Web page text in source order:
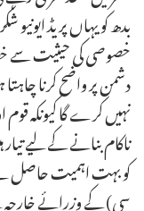
بدھ کو یہاں پریڈ
خصوصی کی حیثیت سے
دشمن پر واضح کرنا
نہیں کرے گا کیونکہ
ناکام بنانے کے لیے
سی) کے وزرائے خارجہ